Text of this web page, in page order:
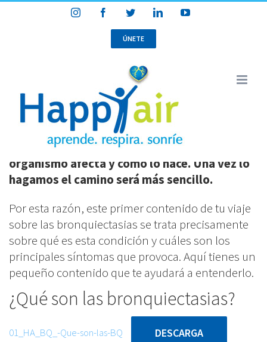
InstagramFacebookTwitterLinkedInYouTube
ÚNETE
Home / Programa HappyAir Bronquiectasias
Home Cursos Educación para la salud
Programa HappyAir Bronquiectasias
bienvenida
Módulo 2: ¿Qué son
las bronquiectasias?
4
2.1 Definición y síntomas
60 Minutes
Cuestionario 1
[Bronquiectasias]
5 Questions
2.2 Aceptación del
2.1 Definición y síntomas
Para aprender a controlar un problema de
salud lo primero que tenemos que hacer es
entenderlo, saber a qué parte de nuestro
organismo afecta y cómo lo hace. Una vez lo
hagamos el camino será más sencillo.
Por esta razón, este primer contenido de tu viaje
sobre las bronquiectasias se trata precisamente
sobre qué es esta condición y cuáles son los
principales síntomas que provoca. Aquí tienes un
pequeño contenido que te ayudará a entenderlo.
¿Qué son las bronquiectasias?
01_HA_BQ_-Que-son-las-BQ DESCARGA